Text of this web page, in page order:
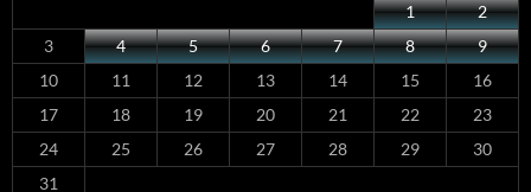
1
2
3
4 5 6 7 8
9
10
11 12 13 14 15
16
17
18 19 20 21 22
23
24
25 26 27 28 29
30
31